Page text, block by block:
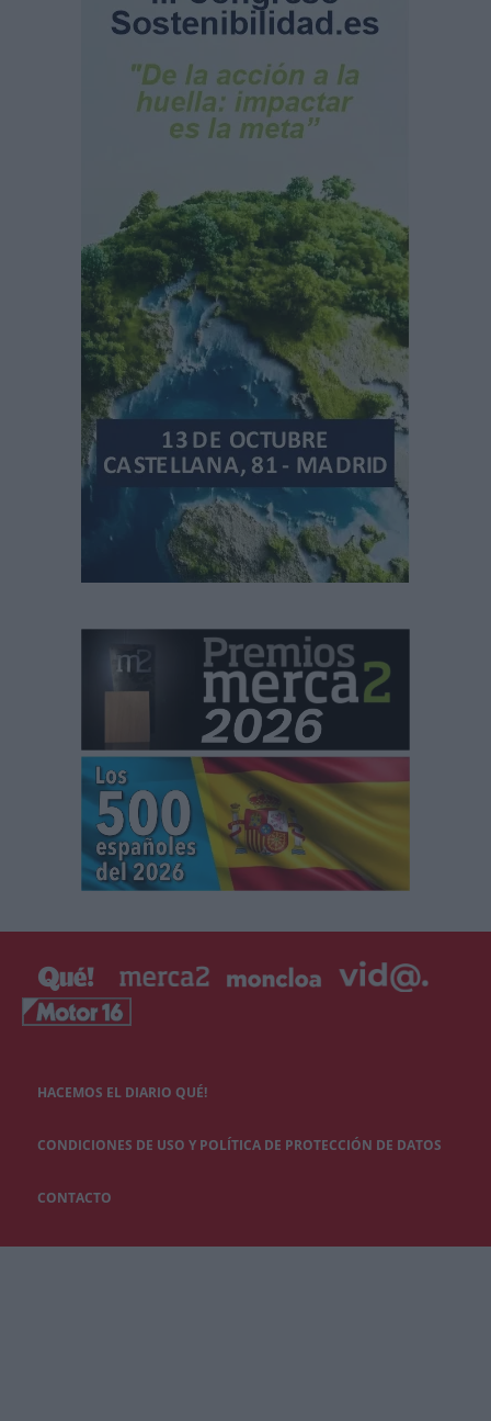
HACEMOS EL DIARIO QUÉ!
CONDICIONES DE USO Y POLÍTICA DE PROTECCIÓN DE DATOS
CONTACTO